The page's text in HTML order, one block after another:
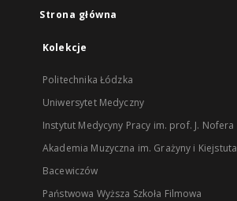
Strona główna
Kolekcje
Politechnika Łódzka
Uniwersytet Medyczny
Instytut Medycyny Pracy im. prof. J. Nofera
Akademia Muzyczna im. Grażyny i Kiejstuta
Bacewiczów
Państwowa Wyższa Szkoła Filmowa